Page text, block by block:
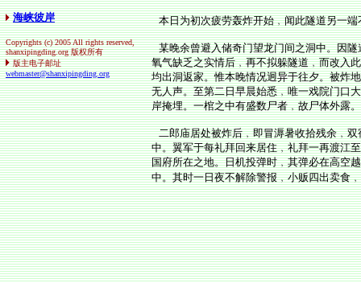
海峡彼岸
Copyrights (c) 2005 All rights reserved,
shanxipingding.org 版权所有
版主电子邮址
webmaster@shanxipingding.org
本日为初次疲劳轰炸开始﹐闻此隧道另一端
某晚余曾避入储奇门望龙门间之洞中。因隧
氧气缺乏之实情后﹐再不拟躲隧道﹐而改入
均出洞返家。惟本晚情况迥异于往夕。被炸
无人声。至第二日早晨始悉﹐唯一戏院门口
岸掩埋。一棺之中有盛数尸者﹐故尸体外露
二郎庙居处被炸后﹐即冒溽暑收拾残余﹐双
中。翼军于每礼拜回来居住﹐礼拜一再渡江
国府所在之地。日机投弹时﹐其弹必在高空
中。其时一日夜不解除警报﹐小贩四出卖食